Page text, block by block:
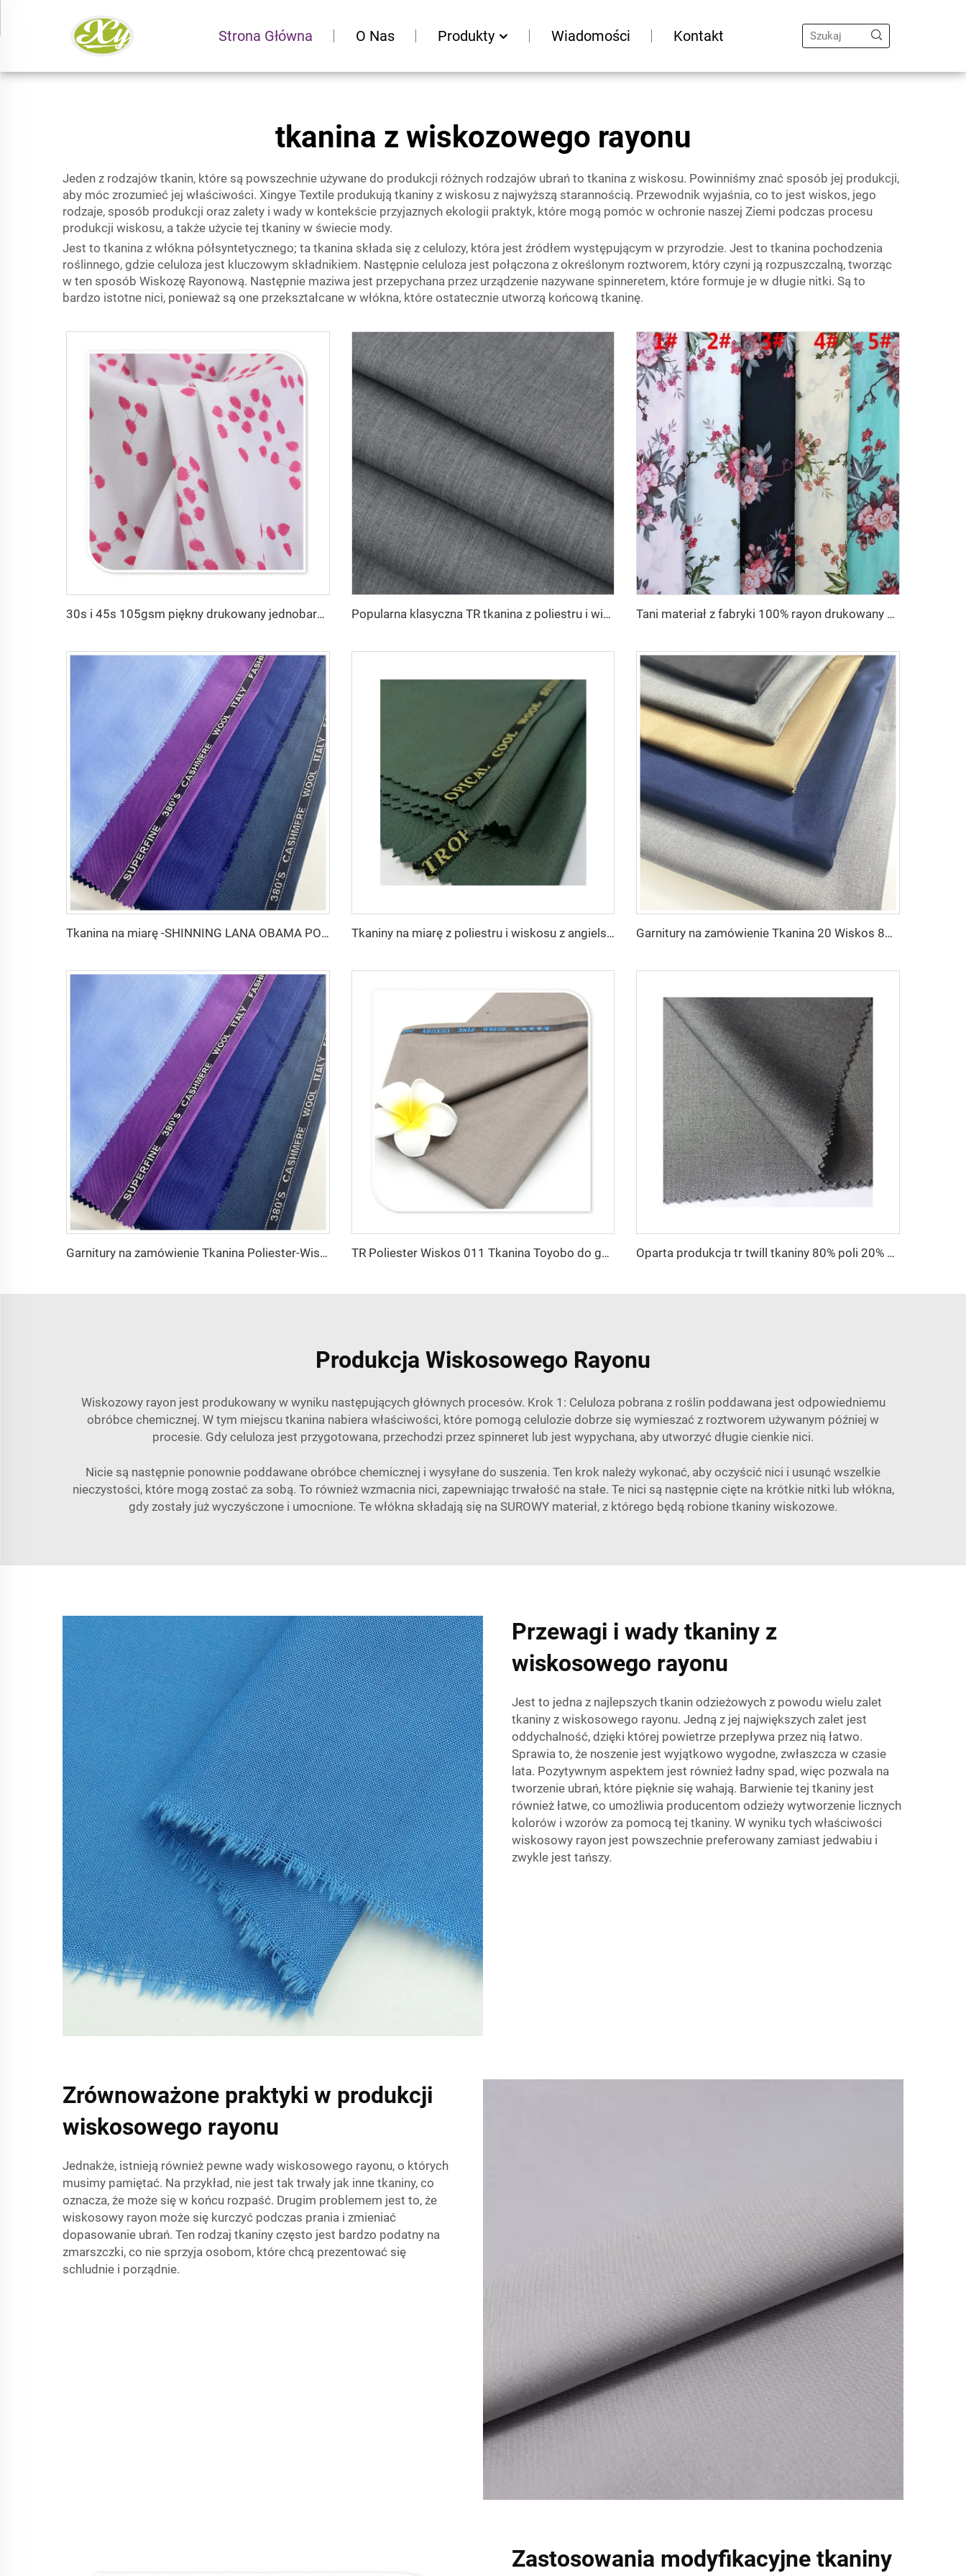
Strona Główna O Nas Produkty Wiadomości Kontakt
tkanina z wiskozowego rayonu
Jeden z rodzajów tkanin, które są powszechnie używane do produkcji różnych rodzajów ubrań to tkanina z wiskosu. Powinniśmy znać sposób jej produkcji,
aby móc zrozumieć jej właściwości. Xingye Textile produkują tkaniny z wiskosu z najwyższą starannością. Przewodnik wyjaśnia, co to jest wiskos, jego
rodzaje, sposób produkcji oraz zalety i wady w kontekście przyjaznych ekologii praktyk, które mogą pomóc w ochronie naszej Ziemi podczas procesu
produkcji wiskosu, a także użycie tej tkaniny w świecie mody.
Jest to tkanina z włókna półsyntetycznego; ta tkanina składa się z celulozy, która jest źródłem występującym w przyrodzie. Jest to tkanina pochodzenia
roślinnego, gdzie celuloza jest kluczowym składnikiem. Następnie celuloza jest połączona z określonym roztworem, który czyni ją rozpuszczalną, tworząc
w ten sposób Wiskozę Rayonową. Następnie maziwa jest przepychana przez urządzenie nazywane spinneretem, które formuje je w długie nitki. Są to
bardzo istotne nici, ponieważ są one przekształcane w włókna, które ostatecznie utworzą końcową tkaninę.
30s i 45s 105gsm piękny drukowany jednobarwnie barwiony materiał modowy na sukienkę i koszulę dla dam 100% wiskos Popularna klasyczna TR tkanina z poliestru i wiskosu w prążki do wykurowania płaszczy Tani materiał z fabryki 100% rayon drukowany materiał na ubrania dla kobiet wiskos drukowany
Tkanina na miarę -SHINNING LANA OBAMA POLIESTR WISKOS TKNINA SUPPER WISKOS Tkaniny na miarę z poliestru i wiskosu z angielskim brzegiem Garnitury na zamówienie Tkanina 20 Wiskos 80 Poliester Poliester Rayon TR Toyobo do garniturów
Garnitury na zamówienie Tkanina Poliester-Wiskos TR do uniformów biurowych z angielskim krawędziowaniem TR Poliester Wiskos 011 Tkanina Toyobo do garniturów, Elastyczny Poplin dla szat, koszulek męskich, spódniczek dla chłopców, wzór jednobarwny dla mężczyzn Oparta produkcja tr twill tkaniny 80% poli 20% wiskosy tkaniny arabskiej męskiej marynarki dla Toyobo
Produkcja Wiskosowego Rayonu
Wiskozowy rayon jest produkowany w wyniku następujących głównych procesów. Krok 1: Celuloza pobrana z roślin poddawana jest odpowiedniemu
obróbce chemicznej. W tym miejscu tkanina nabiera właściwości, które pomogą celulozie dobrze się wymieszać z roztworem używanym później w
procesie. Gdy celuloza jest przygotowana, przechodzi przez spinneret lub jest wypychana, aby utworzyć długie cienkie nici.
Nicie są następnie ponownie poddawane obróbce chemicznej i wysyłane do suszenia. Ten krok należy wykonać, aby oczyścić nici i usunąć wszelkie
nieczystości, które mogą zostać za sobą. To również wzmacnia nici, zapewniając trwałość na stałe. Te nici są następnie cięte na krótkie nitki lub włókna,
gdy zostały już wyczyśczone i umocnione. Te włókna składają się na SUROWY materiał, z którego będą robione tkaniny wiskozowe.
Przewagi i wady tkaniny z
wiskosowego rayonu
Jest to jedna z najlepszych tkanin odzieżowych z powodu wielu zalet
tkaniny z wiskosowego rayonu. Jedną z jej największych zalet jest
oddychalność, dzięki której powietrze przepływa przez nią łatwo.
Sprawia to, że noszenie jest wyjątkowo wygodne, zwłaszcza w czasie
lata. Pozytywnym aspektem jest również ładny spad, więc pozwala na
tworzenie ubrań, które pięknie się wahają. Barwienie tej tkaniny jest
również łatwe, co umożliwia producentom odzieży wytworzenie licznych
kolorów i wzorów za pomocą tej tkaniny. W wyniku tych właściwości
wiskosowy rayon jest powszechnie preferowany zamiast jedwabiu i
zwykle jest tańszy.
Zrównoważone praktyki w produkcji
wiskosowego rayonu
Jednakże, istnieją również pewne wady wiskosowego rayonu, o których
musimy pamiętać. Na przykład, nie jest tak trwały jak inne tkaniny, co
oznacza, że może się w końcu rozpaść. Drugim problemem jest to, że
wiskosowy rayon może się kurczyć podczas prania i zmieniać
dopasowanie ubrań. Ten rodzaj tkaniny często jest bardzo podatny na
zmarszczki, co nie sprzyja osobom, które chcą prezentować się
schludnie i porządnie.
Zastosowania modyfikacyjne tkaniny